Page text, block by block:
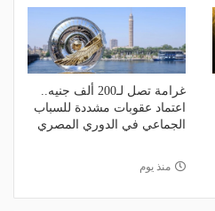
غرامة تصل لـ200 ألف جنيه..
اعتماد عقوبات مشددة للسباب
الجماعي في الدوري المصري
منذ يوم